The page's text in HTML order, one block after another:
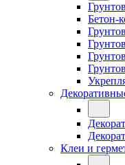
Бетон-
Клеи и